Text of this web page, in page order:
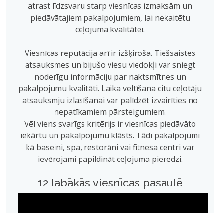
atrast līdzsvaru starp viesnīcas izmaksām un
piedāvātajiem pakalpojumiem, lai nekaitētu
ceļojuma kvalitātei.
Viesnīcas reputācija arī ir izšķiroša. Tiešsaistes
atsauksmes un bijušo viesu viedokļi var sniegt
noderīgu informāciju par naktsmītnes un
pakalpojumu kvalitāti. Laika veltīšana citu ceļotāju
atsauksmju izlasīšanai var palīdzēt izvairīties no
nepatīkamiem pārsteigumiem.
Vēl viens svarīgs kritērijs ir viesnīcas piedāvāto
iekārtu un pakalpojumu klāsts. Tādi pakalpojumi
kā baseini, spa, restorāni vai fitnesa centri var
ievērojami papildināt ceļojuma pieredzi.
12 labākās viesnīcas pasaulē